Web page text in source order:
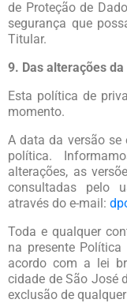
de Proteção de
segurança que
Titular.
9. Das alterações
Esta política de
momento.
A data da versão se
política.
alterações, as
consultadas pelo
através do e-mail:
Toda e qualquer
na presente
acordo com a lei
cidade de São José
exclusão de